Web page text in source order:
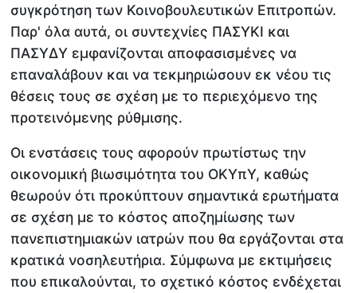
συγκρότηση των Κοινοβουλευτικών Επιτροπών.
Παρ' όλα αυτά, οι συντεχνίες ΠΑΣΥΚΙ και
ΠΑΣΥΔΥ εμφανίζονται αποφασισμένες να
επαναλάβουν και να τεκμηριώσουν εκ νέου τις
θέσεις τους σε σχέση με το περιεχόμενο της
προτεινόμενης ρύθμισης.
Οι ενστάσεις τους αφορούν πρωτίστως την
οικονομική βιωσιμότητα του ΟΚΥπΥ, καθώς
θεωρούν ότι προκύπτουν σημαντικά ερωτήματα
σε σχέση με το κόστος αποζημίωσης των
πανεπιστημιακών ιατρών που θα εργάζονται στα
κρατικά νοσηλευτήρια. Σύμφωνα με εκτιμήσεις
που επικαλούνται, το σχετικό κόστος ενδέχεται